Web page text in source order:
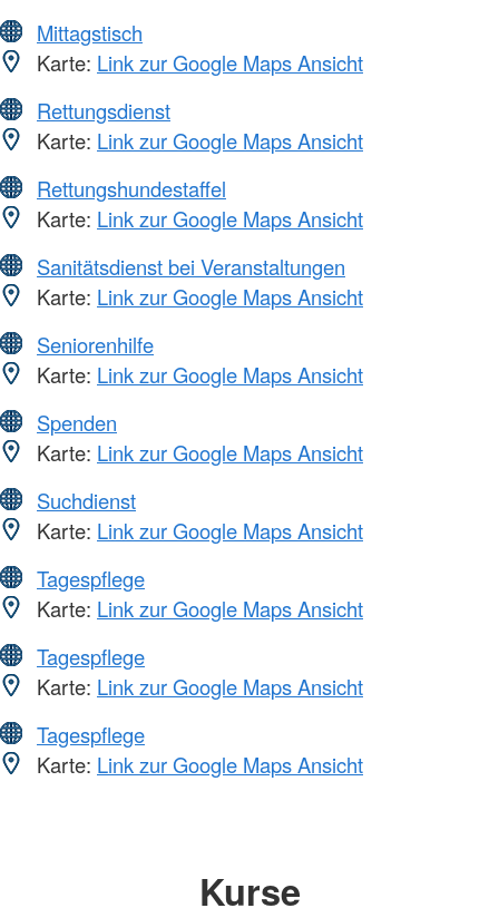
Mittagstisch
Karte: Link zur Google Maps Ansicht
Rettungsdienst
Karte: Link zur Google Maps Ansicht
Rettungshundestaffel
Karte: Link zur Google Maps Ansicht
Sanitätsdienst bei Veranstaltungen
Karte: Link zur Google Maps Ansicht
Seniorenhilfe
Karte: Link zur Google Maps Ansicht
Spenden
Karte: Link zur Google Maps Ansicht
Suchdienst
Karte: Link zur Google Maps Ansicht
Tagespflege
Karte: Link zur Google Maps Ansicht
Tagespflege
Karte: Link zur Google Maps Ansicht
Tagespflege
Karte: Link zur Google Maps Ansicht
Kurse